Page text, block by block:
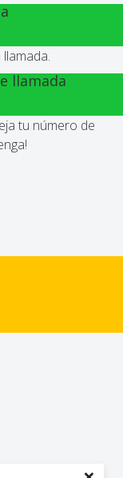
llamada
tu número de